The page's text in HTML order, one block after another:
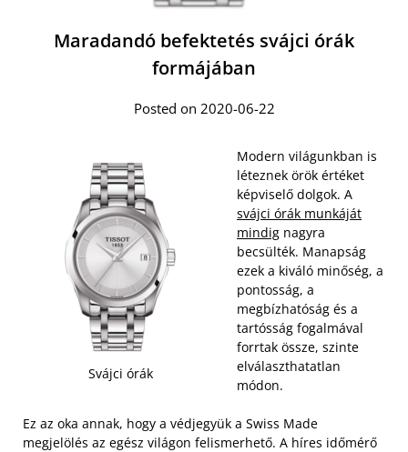
Maradandó befektetés svájci órák
formájában
Posted on 2020-06-22
Svájci órák
Modern világunkban is
léteznek örök értéket
képviselő dolgok. A
svájci órák munkáját
mindig nagyra
becsülték. Manapság
ezek a kiváló minőség, a
pontosság, a
megbízhatóság és a
tartósság fogalmával
forrtak össze, szinte
elválaszthatatlan
módon.
Ez az oka annak, hogy a védjegyük a Swiss Made
megjelölés az egész világon felismerhető. A híres időmérő